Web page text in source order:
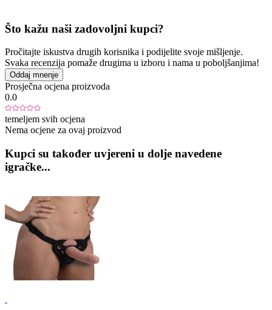
Što kažu naši zadovoljni kupci?
Pročitajte iskustva drugih korisnika i podijelite svoje mišljenje.
Svaka recenzija pomaže drugima u izboru i nama u poboljšanjima!
Oddaj mnenje
Prosječna ocjena proizvoda
0.0
temeljem svih ocjena
Nema ocjene za ovaj proizvod
Kupci su također uvjereni u dolje navedene
igračke...